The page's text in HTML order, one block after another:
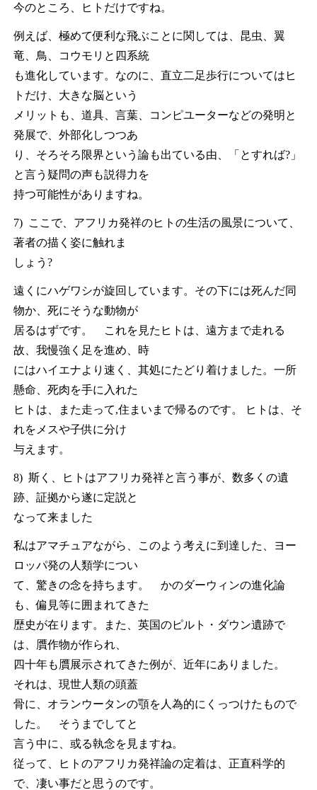
今のところ、ヒトだけですね。
例えば、極めて便利な飛ぶことに関しては、昆虫、翼
竜、鳥、コウモリと四系統
も進化しています。なのに、直立二足歩行についてはヒ
トだけ、大きな脳という
メリットも、道具、言葉、コンピユーターなどの発明と
発展で、外部化しつつあ
り、そろそろ限界という論も出ている由、「とすれば?」
と言う疑問の声も説得力を
持つ可能性がありますね。
7) ここで、アフリカ発祥のヒトの生活の風景について、
著者の描く姿に触れま
しょう?
遠くにハゲワシが旋回しています。その下には死んだ同
物か、死にそうな動物が
居るはずです。 これを見たヒトは、遠方まで走れる
故、我慢強く足を進め、時
にはハイエナより速く、其処にたどり着けました。一所
懸命、死肉を手に入れた
ヒトは、また走って,住まいまで帰るのです。 ヒトは、そ
れをメスや子供に分け
与えます。
8) 斯く、ヒトはアフリカ発祥と言う事が、数多くの遺
跡、証拠から遂に定説と
なって来ました
私はアマチュアながら、このよう考えに到達した、ヨー
ロッパ発の人類学につい
て、驚きの念を持ちます。 かのダーウィンの進化論
も、偏見等に囲まれてきた
歴史が在ります。また、英国のピルト・ダウン遺跡で
は、贋作物が作られ、
四十年も贋展示されてきた例が、近年にありました。
それは、現世人類の頭蓋
骨に、オランウータンの顎を人為的にくっつけたもので
した。 そうまでしてと
言う中に、或る執念を見ますね。
従って、ヒトのアフリカ発祥論の定着は、正直科学的
で、凄い事だと思うのです。